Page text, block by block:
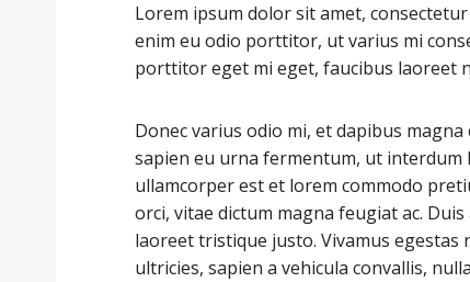
Lorem ipsum dolor sit amet,
enim eu odio porttitor, ut varius mi
porttitor eget mi eget, faucibus laoreet
Donec varius odio mi, et dapibus
sapien eu urna fermentum, ut interdum
ullamcorper est et lorem commodo
orci, vitae dictum magna feugiat ac.
laoreet tristique justo. Vivamus egestas
ultricies, sapien a vehicula convallis,